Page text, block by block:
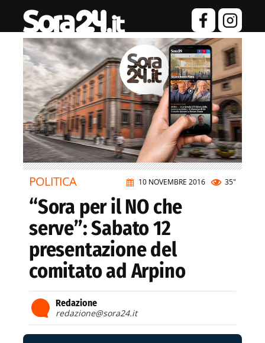
10 NOVEMBRE 2016 35"
POLITICA
“Sora per il NO che
serve”: Sabato 12
presentazione del
comitato ad Arpino
Redazione
redazione@sora24.it